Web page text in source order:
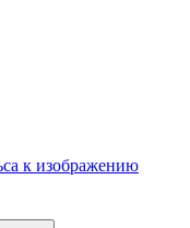
к изображению